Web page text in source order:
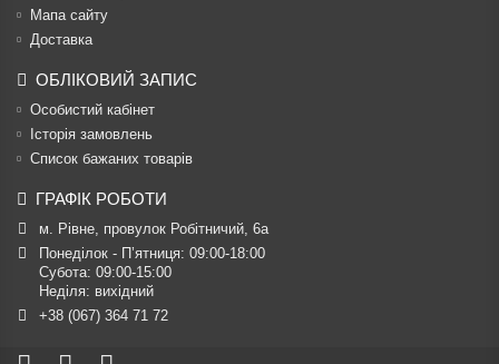
Мапа сайту
Доставка
ОБЛІКОВИЙ ЗАПИС
Особистий кабінет
Історія замовлень
Список бажаних товарів
ГРАФІК РОБОТИ
м. Рівне, провулок Робітничий, 6а
Понеділок - П’ятниця: 09:00-18:00
Субота: 09:00-15:00
Неділя: вихідний
+38 (067) 364 71 72